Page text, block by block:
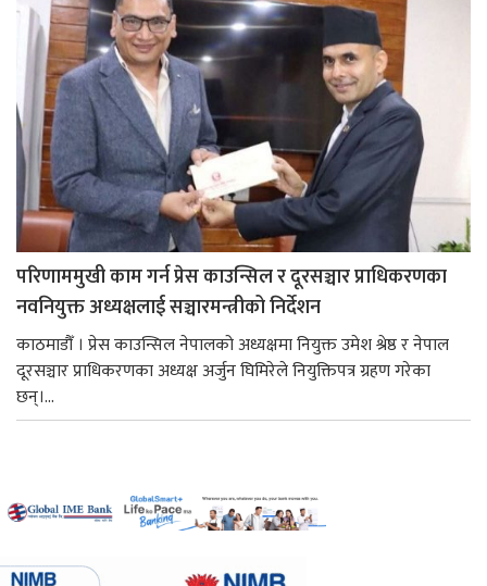
परिणाममुखी काम गर्न प्रेस काउन्सिल र दूरसञ्चार प्राधिकरणका
नवनियुक्त अध्यक्षलाई सञ्चारमन्त्रीको निर्देशन
काठमाडौँ । प्रेस काउन्सिल नेपालको अध्यक्षमा नियुक्त उमेश श्रेष्ठ र नेपाल
दूरसञ्चार प्राधिकरणका अध्यक्ष अर्जुन घिमिरेले नियुक्तिपत्र ग्रहण गरेका
छन्।...